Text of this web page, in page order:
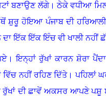
ਬਣਾਉਣ ਲੱਗੇ।ਠੇਕੇ ਵਧੀਆ
ਸ਼ੁਰੂ ਹੋਇਆ ਪੰਜਾਬ ਦੀ
ਦਾ ਇੱਕ ਇੱਕ ਇੰਚ ਵੀ ਖਾਲੀ ਨਹੀਂ
। ਇਨ੍ਹਾਂ ਰੁੱਖਾਂ ਕਾਰਨ ਸ਼ੋਰਾ
ਨਹੀਂ ਰਹਿਣ ਦਿੱਤੇ। ਪਹਿਲਾਂ
ਰੁੱਖਾਂ ਦੀ ਛਾਵੇਂ ਅਕਸਰ ਆਪਣੇ